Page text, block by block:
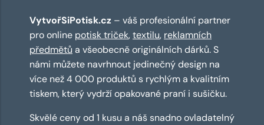
VytvořSiPotisk.cz – váš profesionální partner
pro online potisk triček,textilu, reklamních
předmětů a všeobecně originálních dárků. S
námi můžete navrhnout jedinečný design na
více než 4 000 produktů s rychlým a kvalitním
tiskem, který vydrží opakované praní i sušičku.
Skvělé ceny od 1 kusu a náš snadno ovladatelný